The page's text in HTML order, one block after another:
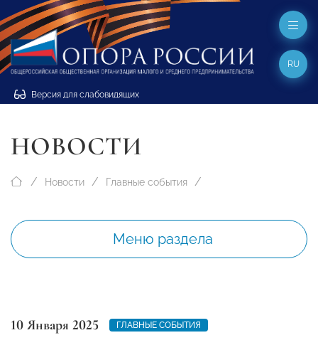
Версия для слабовидящих
RU
НОВОСТИ
Новости Главные события
Меню раздела
10 Января 2025 ГЛАВНЫЕ СОБЫТИЯ